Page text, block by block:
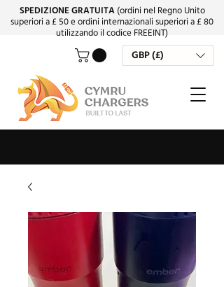
SPEDIZIONE GRATUITA(ordini nel Regno Unito
superiori a £ 50 e ordini internazionali superiori a £ 80
utilizzando il codice FREEINT)
GBP (£)